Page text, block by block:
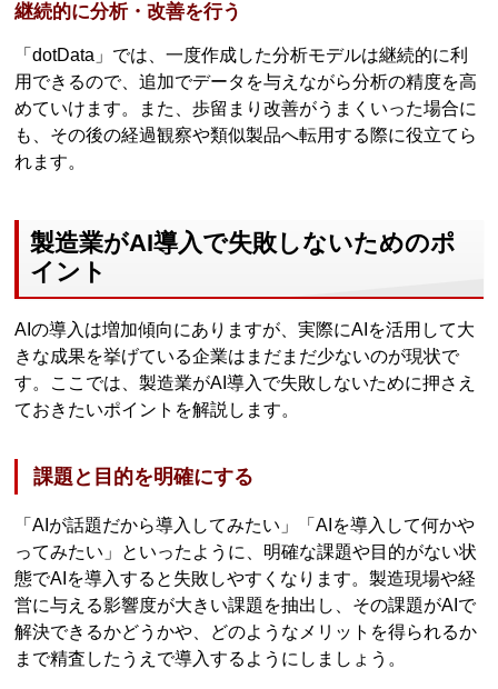
継続的に分析・改善を行う
「dotData」では、一度作成した分析モデルは継続的に利
用できるので、追加でデータを与えながら分析の精度を高
めていけます。また、歩留まり改善がうまくいった場合に
も、その後の経過観察や類似製品へ転用する際に役立てら
れます。
製造業がAI導入で失敗しないためのポ
イント
AIの導入は増加傾向にありますが、実際にAIを活用して大
きな成果を挙げている企業はまだまだ少ないのが現状で
す。ここでは、製造業がAI導入で失敗しないために押さえ
ておきたいポイントを解説します。
課題と目的を明確にする
「AIが話題だから導入してみたい」「AIを導入して何かや
ってみたい」といったように、明確な課題や目的がない状
態でAIを導入すると失敗しやすくなります。製造現場や経
営に与える影響度が大きい課題を抽出し、その課題がAIで
解決できるかどうかや、どのようなメリットを得られるか
まで精査したうえで導入するようにしましょう。